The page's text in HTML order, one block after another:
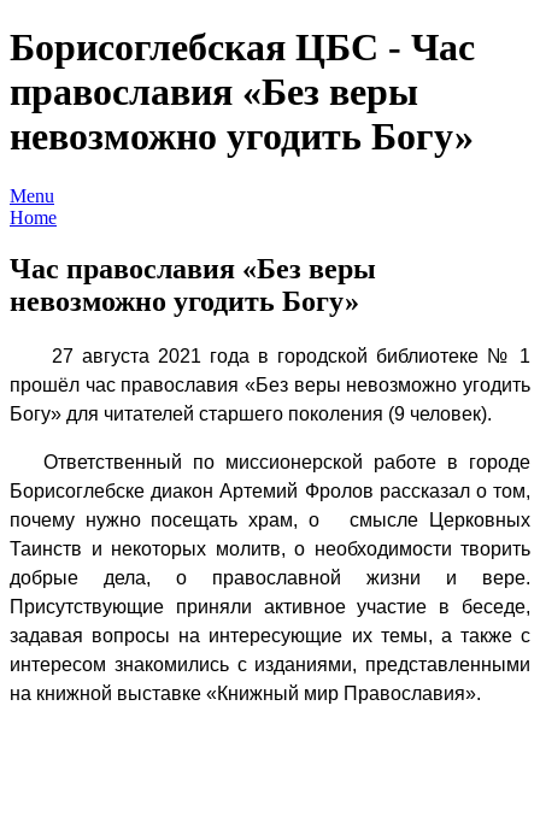
Борисоглебская ЦБС - Час
православия «Без веры
невозможно угодить Богу»
Menu
Home
Час православия «Без веры
невозможно угодить Богу»
27 августа 2021 года в городской библиотеке № 1
прошёл час православия «Без веры невозможно угодить
Богу» для читателей старшего поколения (9 человек).
Ответственный по миссионерской работе в городе
Борисоглебске диакон Артемий Фролов рассказал о том,
почему нужно посещать храм, о смысле Церковных
Таинств и некоторых молитв, о необходимости творить
добрые дела, о православной жизни и вере.
Присутствующие приняли активное участие в беседе,
задавая вопросы на интересующие их темы, а также с
интересом знакомились с изданиями, представленными
на книжной выставке «Книжный мир Православия».